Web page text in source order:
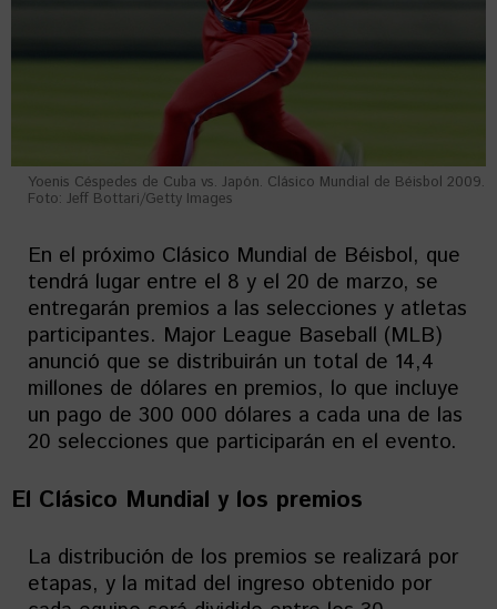
Yoenis Céspedes de Cuba vs. Japón. Clásico Mundial de Béisbol 2009.
Foto: Jeff Bottari/Getty Images
En el próximo Clásico Mundial de Béisbol, que
tendrá lugar entre el 8 y el 20 de marzo, se
entregarán premios a las selecciones y atletas
participantes. Major League Baseball (MLB)
anunció que se distribuirán un total de 14,4
millones de dólares en premios, lo que incluye
un pago de 300 000 dólares a cada una de las
20 selecciones que participarán en el evento.
El Clásico Mundial y los premios
La distribución de los premios se realizará por
etapas, y la mitad del ingreso obtenido por